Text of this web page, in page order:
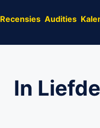
Recensies Audities
In